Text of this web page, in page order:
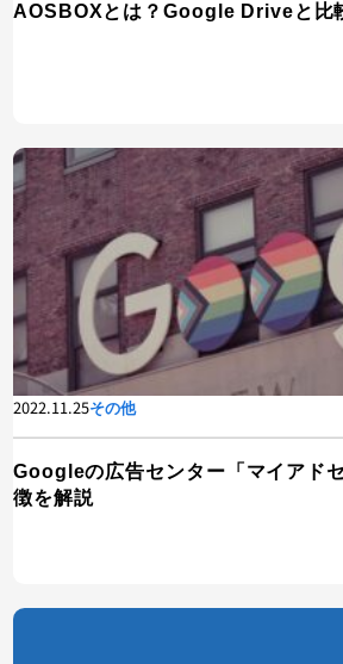
AOSBOXとは？Google Driveと比
2022.11.25その他
Googleの広告センター「マイアド
徴を解説